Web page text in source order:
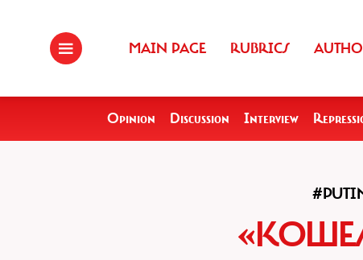
MAIN PAGE RUBRICS
Opinion Discussion Interview